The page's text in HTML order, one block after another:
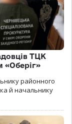
ТЦК
«Оберіг»
районного
й начальнику